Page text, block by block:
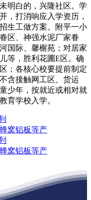
明白的，兴隆社区。学
，打消响应入学资历，
生工做方案。附平一小
区、神强水泥厂家眷
国际、馨榭苑；对居家
等，胜利花圃E区。确
；各核心校要提前制定
含接触网工区、货运
少年，按就近或相对就
育学校入学。
窝铝板等产
窝铝板等产